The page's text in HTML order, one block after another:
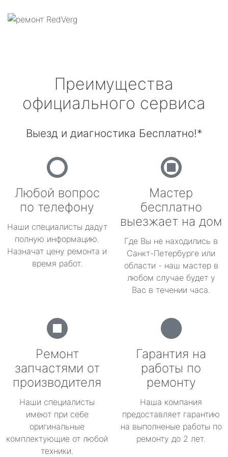
Преимущества
официального сервиса
Выезд и диагностика Бесплатно!*
Любой вопрос
по телефону
Наши специалисты дадут
полную информацию.
Назначат цену ремонта и
время работ.
Мастер
бесплатно
выезжает на дом
Где Вы не находились в
Санкт-Петербурге или
области - наш мастер в
любом случае будет у
Вас в течении часа.
Ремонт
запчастями от
производителя
Наши специалисты
имеют при себе
оригинальные
комплектующие от любой
техники.
Гарантия на
работы по
ремонту
Наша компания
предоставляет гарантию
на выполненые работы по
ремонту до 2 лет.